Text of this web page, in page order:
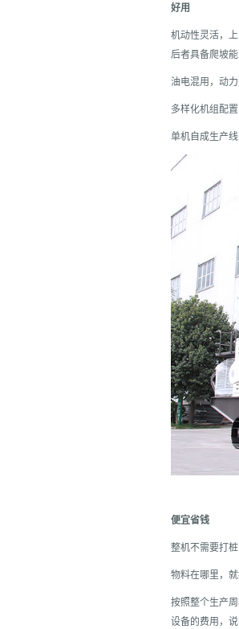
好用
机动性灵活，
后者具备爬坡
油电混用，动
多样化机组配
单机自成生产
便宜省钱
整机不需要打
物料在哪里，
按照整个生产
设备的费用，